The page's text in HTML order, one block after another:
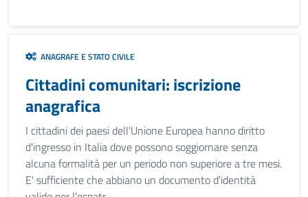
ANAGRAFE E STATO CIVILE
Cittadini comunitari: iscrizione
anagrafica
I cittadini dei paesi dell'Unione Europea hanno diritto
d'ingresso in Italia dove possono soggiornare senza
alcuna formalità per un periodo non superiore a tre mesi.
E' sufficiente che abbiano un documento d'identità